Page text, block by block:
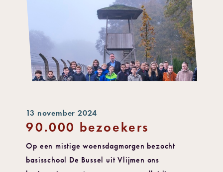
13 november 2024
90.000 bezoekers
Op een mistige woensdagmorgen bezocht
basisschool De Bussel uit Vlijmen ons